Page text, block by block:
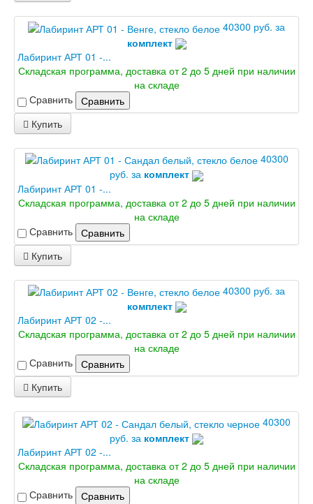
40300 руб. за
комплект
Лабиринт АРТ 01 -...
Складская программа, доставка от 2 до 5 дней при наличии
на складе
Сравнить Сравнить
Купить
40300
руб. за комплект
Лабиринт АРТ 01 -...
Складская программа, доставка от 2 до 5 дней при наличии
на складе
Сравнить Сравнить
Купить
40300 руб. за
комплект
Лабиринт АРТ 02 -...
Складская программа, доставка от 2 до 5 дней при наличии
на складе
Сравнить Сравнить
Купить
40300
руб. за комплект
Лабиринт АРТ 02 -...
Складская программа, доставка от 2 до 5 дней при наличии
на складе
Сравнить Сравнить